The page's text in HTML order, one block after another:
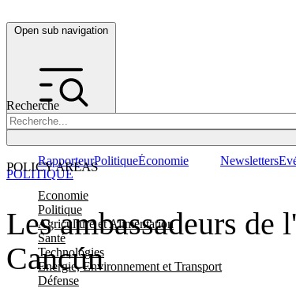
Open sub navigation
Recherche
POLICY AREAS
Economie
Politique
Agriculture et Alimentation
Santé
Technologies
Energie, Environnement et Transport
Défense
RapporteurPolitiqueÉconomie Newsletters
Les ambassadeurs
Cancún
POLITIQUE